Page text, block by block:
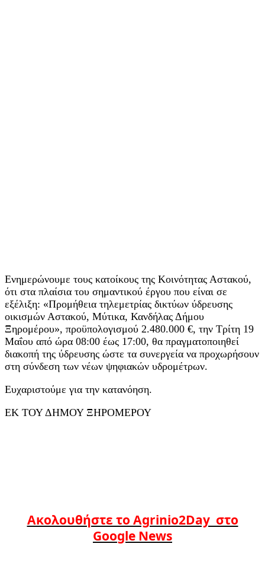
Ενημερώνουμε τους κατοίκους της Κοινότητας Αστακού,
ότι στα πλαίσια του σημαντικού έργου που είναι σε
εξέλιξη: «Προμήθεια τηλεμετρίας δικτύων ύδρευσης
οικισμών Αστακού, Μύτικα, Κανδήλας Δήμου
Ξηρομέρου», προϋπολογισμού 2.480.000 €, την Τρίτη 19
Μαΐου από ώρα 08:00 έως 17:00, θα πραγματοποιηθεί
διακοπή της ύδρευσης ώστε τα συνεργεία να προχωρήσουν
στη σύνδεση των νέων ψηφιακών υδρομέτρων.
Ευχαριστούμε για την κατανόηση.
ΕΚ ΤΟΥ ΔΗΜΟΥ ΞΗΡΟΜΕΡΟΥ
Ακολουθήστε το Agrinio2Day στο
Google News